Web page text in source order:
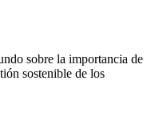
sobre la importancia de
sostenible de los